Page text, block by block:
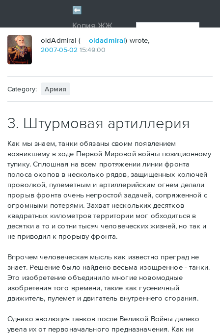
oldAdmiral ( oldadmiral) wrote,
2007-05-02 15:49:00
Category: Армия
3. Штурмовая артиллерия
Как мы знаем, танки обязаны своим появлением
возникшему в ходе Первой Мировой войны позиционному
тупику. Сплошная на всем протяжении линии фронта
полоса окопов в несколько рядов, защищенных колючей
проволкой, пулеметным и артиллерийским огнем делали
прорыв фронта очень непростой задачей, сопряженной с
огромными потерями. Захват нескольких десятков
квадратных километров территории мог обходиться в
десятки а то и сотни тысяч человеческих жизней, но так и
не приводил к прорыву фронта.
Впрочем человеческая мысль как известно преград не
знает. Решение было найдено весьма изощренное - танки.
Это изобретение объединило многие новомодные
изобретения того времени, такие как гусеничный
движитель, пулемет и двигатель внутреннего сгорания.
Однако эволюция танков после Великой Войны далеко
увела их от первоначального предназначения. Как ни